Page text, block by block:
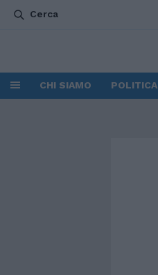
Cerca
CHI SIAMO POLITICA